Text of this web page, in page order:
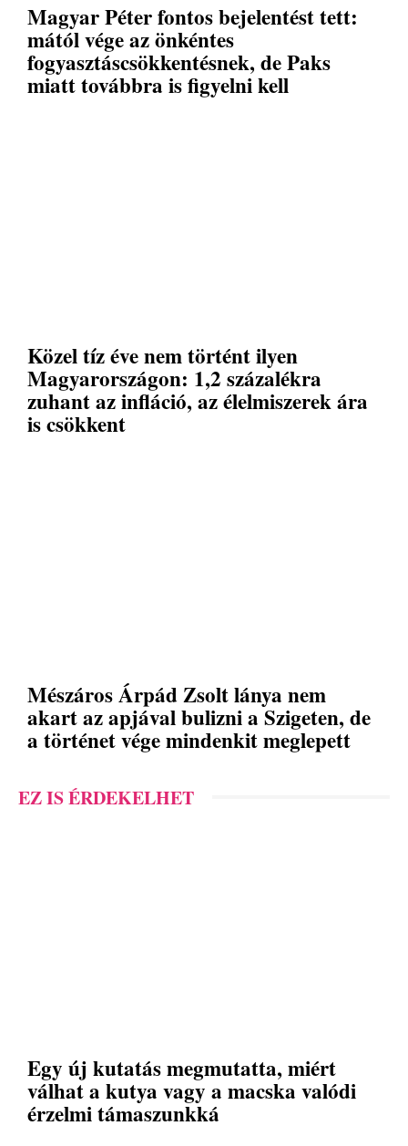
Magyar Péter fontos bejelentést tett:
mától vége az önkéntes
fogyasztáscsökkentésnek, de Paks
miatt továbbra is figyelni kell
Közel tíz éve nem történt ilyen
Magyarországon: 1,2 százalékra
zuhant az infláció, az élelmiszerek ára
is csökkent
Mészáros Árpád Zsolt lánya nem
akart az apjával bulizni a Szigeten, de
a történet vége mindenkit meglepett
EZ IS ÉRDEKELHET
Egy új kutatás megmutatta, miért
válhat a kutya vagy a macska valódi
érzelmi támaszunkká